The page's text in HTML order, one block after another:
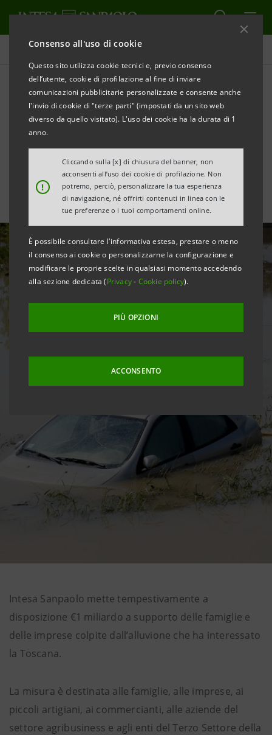
Consenso all'uso di cookie
Questo sito utilizza cookie tecnici e, previo consenso
dell’utente, cookie di profilazione al fine di inviare
comunicazioni pubblicitarie personalizzate e consente anche
l'invio di cookie di "terze parti" (impostati da un sito web
diverso da quello visitato). L'uso dei cookie ha la durata di 1
anno.
!
Cliccando sulla [x] di chiusura del banner, non
acconsenti all’uso dei cookie di profilazione. Non
potremo, perciò, personalizzare la tua esperienza
di navigazione, né offrirti contenuti in linea con le
tue preferenze o i tuoi comportamenti online.
È possibile consultare l'informativa estesa, prestare o meno
il consenso ai cookie o personalizzarne la configurazione e
modificare le proprie scelte in qualsiasi momento accedendo
alla sezione dedicata (Privacy- Cookie policy).
PIÙ OPZIONI
ACCONSENTO
Tutte le news
Alluvione in Toscana: da
Intesa Sanpaolo €1 miliardo
per famiglie e imprese
Intesa Sanpaolo mette tempestivamente a
disposizione €1 miliardo a supporto delle famiglie e
delle imprese colpite dall’alluvione che ha interessato
la Toscana.
La misura è destinata alle famiglie, alle imprese, ai
piccoli artigiani, ai commercianti, alle aziende del
settore agribusiness e agli enti del Terzo Settore della